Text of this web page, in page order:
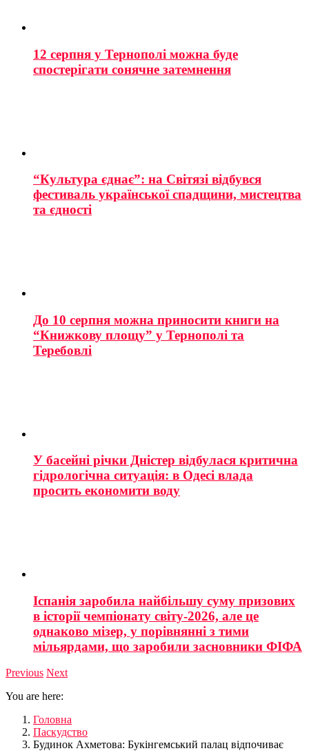
12 серпня у Тернополі можна буде
спостерігати сонячне затемнення
“Культура єднає”: на Світязі відбувся
фестиваль української спадщини, мистецтва
та єдності
До 10 серпня можна приносити книги на
“Книжкову площу” у Тернополі та
Теребовлі
У басейні річки Дністер відбулася критична
гідрологічна ситуація: в Одесі влада
просить економити воду
Іспанія заробила найбільшу суму призових
в історії чемпіонату світу-2026, але це
однаково мізер, у порівнянні з тими
мільярдами, що заробили засновники ФІФА
Previous Next
You are here:
Головна
Паскудство
Будинок Ахметова: Букінгемський палац відпочиває